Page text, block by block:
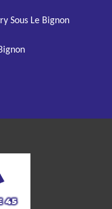
Sous Le Bignon